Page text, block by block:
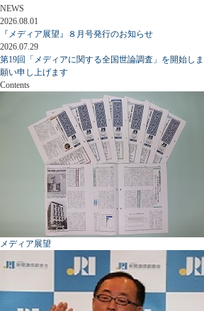
NEWS
2026.08.01
『メディア展望』８月号発行のお知らせ
2026.07.29
第19回「メディアに関する全国世論調査」を開始し
願い申し上げます
Contents
メディア展望